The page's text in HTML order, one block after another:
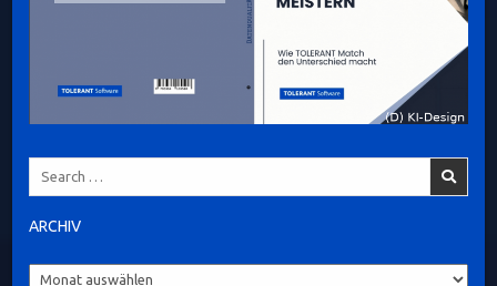
ARCHIV
Archiv